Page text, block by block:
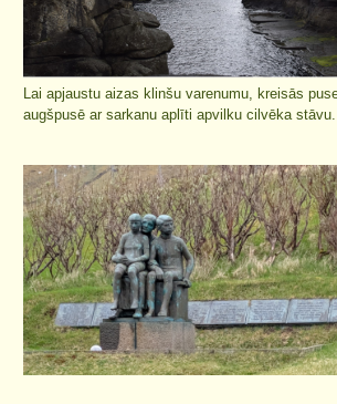
Lai apjaustu aizas klinšu varenumu, kreisās
augšpusē ar sarkanu aplīti apvilku cilvēka stāvu.